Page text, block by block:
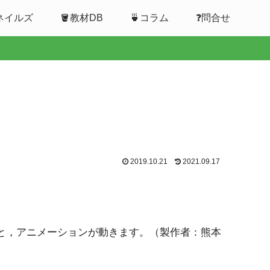
ルズ 🪣教材DB 🍵コラム ❓問合せ
2019.10.21 2021.09.17
アニメーションが動きます。（製作者：熊本